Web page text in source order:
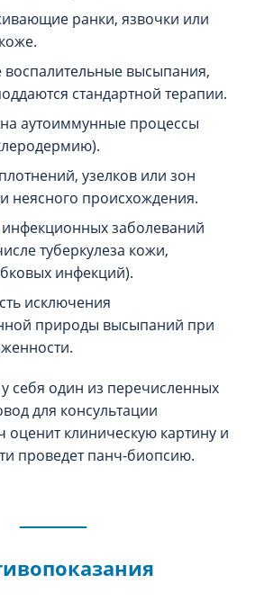
ранки, язвочки или
воспалительные высыпания,
стандартной терапии.
аутоиммунные процессы
узелков или зон
неясного происхождения.
инфекционных заболеваний
туберкулеза кожи,
инфекций).
исключения
природы высыпаний при
себя один из перечисленных
для консультации
оценит клиническую картину и
проведет панч-биопсию.